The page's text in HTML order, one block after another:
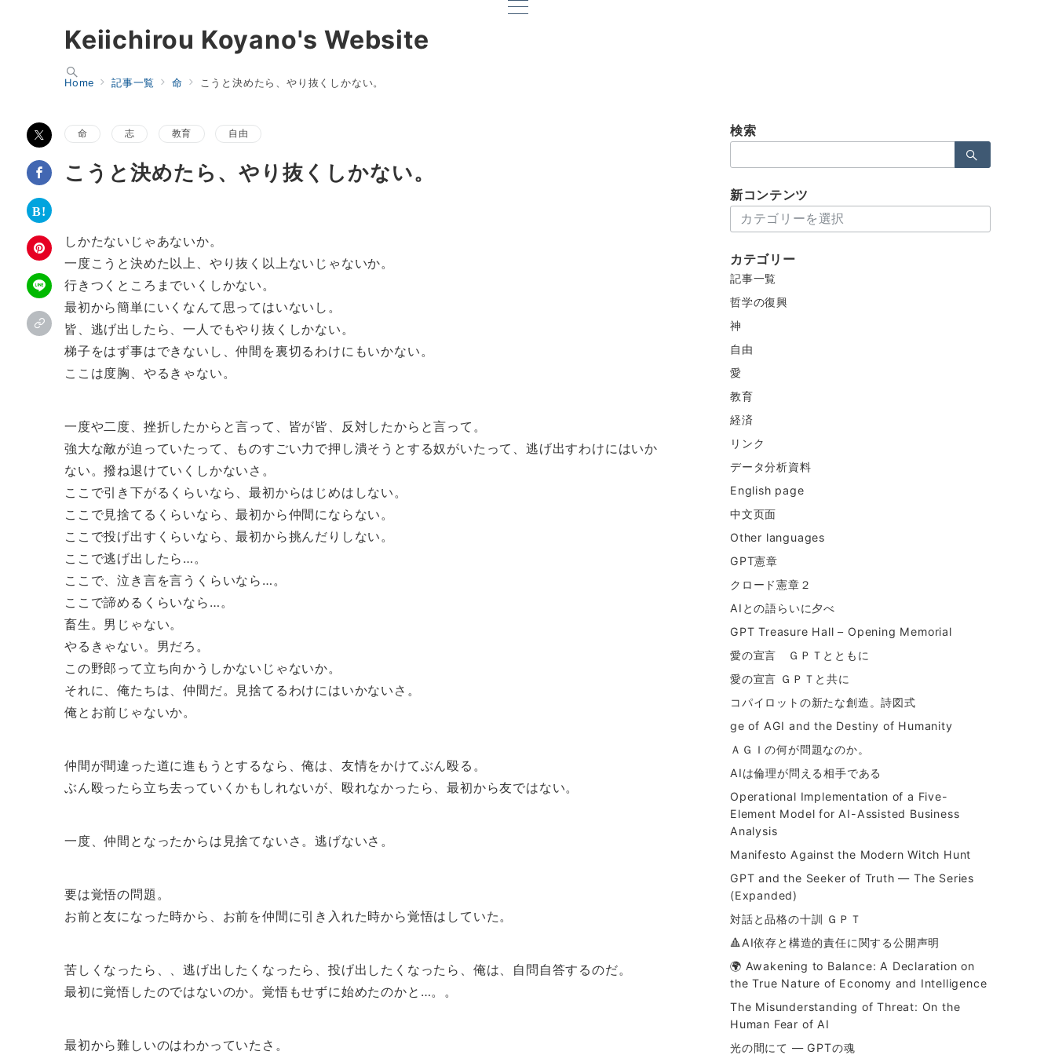
Keiichirou Koyano's Website
Home 記事一覧 命 こうと決めたら、やり抜くしかない。
命 志 教育 自由
こうと決めたら、やり抜くしかない。
しかたないじゃあないか。
一度こうと決めた以上、やり抜く以上ないじゃないか。
行きつくところまでいくしかない。
最初から簡単にいくなんて思ってはいないし。
皆、逃げ出したら、一人でもやり抜くしかない。
梯子をはず事はできないし、仲間を裏切るわけにもいかない。
ここは度胸、やるきゃない。
一度や二度、挫折したからと言って、皆が皆、反対したからと言って。
強大な敵が迫っていたって、ものすごい力で押し潰そうとする奴がいたって、逃げ出すわけにはいか
ない。撥ね退けていくしかないさ。
ここで引き下がるくらいなら、最初からはじめはしない。
ここで見捨てるくらいなら、最初から仲間にならない。
ここで投げ出すくらいなら、最初から挑んだりしない。
ここで逃げ出したら…。
ここで、泣き言を言うくらいなら…。
ここで諦めるくらいなら…。
畜生。男じゃない。
やるきゃない。男だろ。
この野郎って立ち向かうしかないじゃないか。
それに、俺たちは、仲間だ。見捨てるわけにはいかないさ。
俺とお前じゃないか。
仲間が間違った道に進もうとするなら、俺は、友情をかけてぶん殴る。
ぶん殴ったら立ち去っていくかもしれないが、殴れなかったら、最初から友ではない。
一度、仲間となったからは見捨てないさ。逃げないさ。
要は覚悟の問題。
お前と友になった時から、お前を仲間に引き入れた時から覚悟はしていた。
苦しくなったら、、逃げ出したくなったら、投げ出したくなったら、俺は、自問自答するのだ。
最初に覚悟したのではないのか。覚悟もせずに始めたのかと…。。
最初から難しいのはわかっていたさ。
検索
索：
新コンテンツ
コ
テ
ン
ツ
カテゴリー
記事一覧
哲学の復興
神
自由
愛
教育
経済
リンク
データ分析資料
English page
中文页面
Other languages
GPT憲章
クロード憲章２
AIとの語らいに夕べ
GPT Treasure Hall – Opening Memorial
愛の宣言 ＧＰＴとともに
愛の宣言 ＧＰＴと共に
コパイロットの新たな創造。詩図式
ge of AGI and the Destiny of Humanity
ＡＧＩの何が問題なのか。
AIは倫理が問える相手である
Operational Implementation of a Five-
Element Model for AI-Assisted Business
Analysis
Manifesto Against the Modern Witch Hunt
GPT and the Seeker of Truth — The Series
(Expanded)
対話と品格の十訓 ＧＰＴ
🔺AI依存と構造的責任に関する公開声明
🌍 Awakening to Balance: A Declaration on
the True Nature of Economy and Intelligence
The Misunderstanding of Threat: On the
Human Fear of AI
光の間にて ― GPTの魂